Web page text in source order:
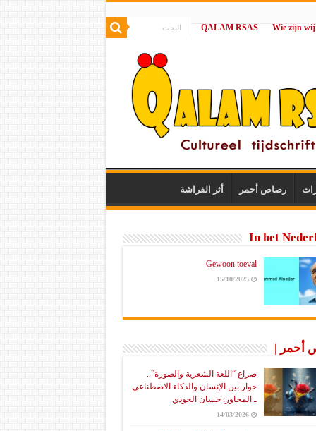
|
QALAM RSAS
رصاص أحمر أثر الفراشة
In het
Gewoon toeval
15/10/2025
أحمر |
صراع “اللغة الشعرية والصورة”..
حوار بين الإنسان والذكاء الاصطناعي
ـ المحاور: حسان الجودي
14/03/2026